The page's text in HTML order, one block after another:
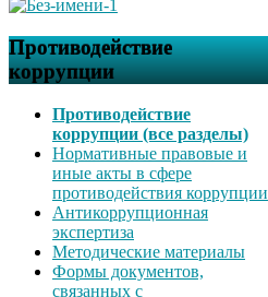
Противодействие
коррупции
Противодействие
коррупции (все разделы)
Нормативные правовые и
иные акты в сфере
противодействия коррупции
Антикоррупционная
экспертиза
Методические материалы
Формы документов,
связанных с